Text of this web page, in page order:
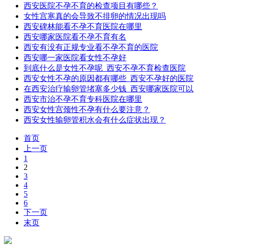
西安医院不孕不育的检查项目有哪些？
女性宫寒真的会导致不排卵的情况出现吗
西安碑林能看不孕不育医院在哪里
西安哪家医院看不孕不育有名
西安有没有正规专业看不孕不育的医院
西安哪一家医院看女性不孕好
到底什么是女性不孕呢_西安不孕不育检查医院
西安女性不孕的原因都有哪些_西安不孕好的医院
在西安治疗输卵管堵塞多少钱_西安哪家医院可以
西安市治不孕不育专科医院在哪里
西安女性宫颈性不孕有什么要注意？
西安女性输卵管积水会有什么症状出现？
首页
上一页
1
2
3
4
5
6
下一页
末页